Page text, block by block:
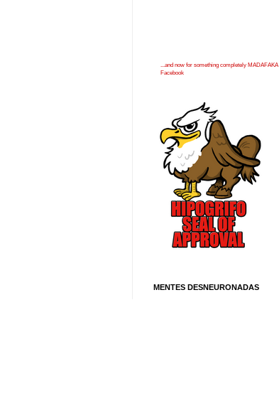
...and now for something completely MADAFAKA
Facebook
MENTES DESNEURONADAS